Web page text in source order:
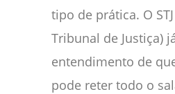
tipo de prática. O
Tribunal de Justiça)
entendimento de
pode reter todo o